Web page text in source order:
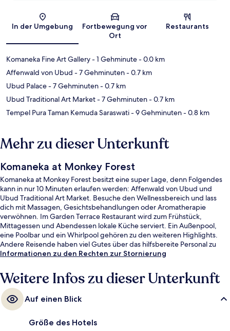
Karte
In der Umgebung
Fortbewegung vor
Ort
Restaurants
Komaneka Fine Art Gallery- 1 Gehminute- 0.0 km
Affenwald von Ubud - 7 Gehminuten- 0.7 km
Ubud Palace- 7 Gehminuten- 0.7 km
Ubud Traditional Art Market- 7 Gehminuten- 0.7 km
Tempel Pura Taman Kemuda Saraswati- 9 Gehminuten- 0.8 km
Mehr zu dieser Unterkunft
Komaneka at Monkey Forest
Komaneka at Monkey Forest besitzt eine super Lage, denn Folgendes
kann in nur 10 Minuten erlaufen werden: Affenwald von Ubud und
Ubud Traditional Art Market. Besuche den Wellnessbereich und lass
dich mit Massagen, Gesichtsbehandlungen oder Aromatherapie
verwöhnen. Im Garden Terrace Restaurant wird zum Frühstück,
Mittagessen und Abendessen lokale Küche serviert. Ein Außenpool,
eine Poolbar und ein Whirlpool gehören zu den weiteren Highlights.
Andere Reisende haben viel Gutes über das hilfsbereite Personal zu
berichten.
Informationen zu den Rechten zur Stornierung
Weitere Infos zu dieser Unterkunft
Auf einen Blick
Größe des Hotels